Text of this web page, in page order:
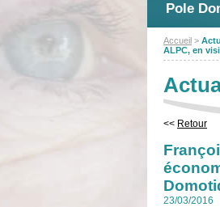
Pole
Accueil >
ALPC, en
<< Retour
23/03/2016